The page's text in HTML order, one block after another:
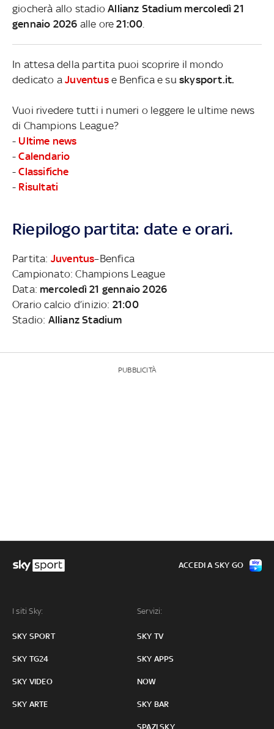
giocherà allo stadioAllianz Stadium mercoledì 21
gennaio 2026 alle ore21:00
In attesa della partita puoi scoprire il mondo
dedicato aJuventuse Benfica e suskysport.it.
Vuoi rivedere tutti i numeri o leggere le ultime news
di Champions League?
- Ultime news
-Calendario
-Classifiche
- Risultati
Riepilogo partita: date e orari.
Partita: Juventus–Benfica
Campionato: Champions League
Data: mercoledì 21 gennaio 2026
Orario calcio d’inizio: 21:00
Stadio: Allianz Stadium
PUBBLICITÀ
I siti Sky:
SKY SPORT
SKY TG24
SKY VIDEO
SKY ARTE
Servizi:
SKY TV
SKY APPS
NOW
SKY BAR
SPAZI SKY
ACCEDI A SKY GO